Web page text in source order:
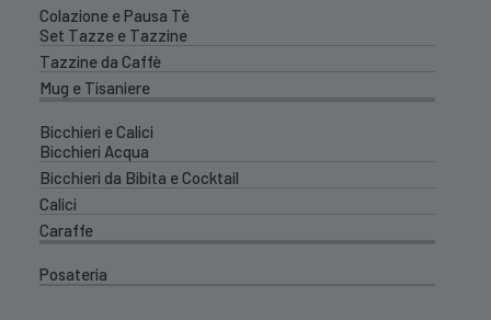
Colazione e Pausa Tè
Set Tazze e Tazzine
Tazzine da Caffè
Mug e Tisaniere
Bicchieri e Calici
Bicchieri Acqua
Bicchieri da Bibita e Cocktail
Calici
Caraffe
Posateria